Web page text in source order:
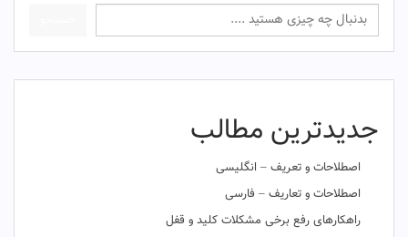
جدیدترین مطالب
اصطلاحات و تعریف – انگلیسی
اصطلاحات و تعاریف – فارسی
راهکارهای رفع برخی مشکلات کلید و قفل